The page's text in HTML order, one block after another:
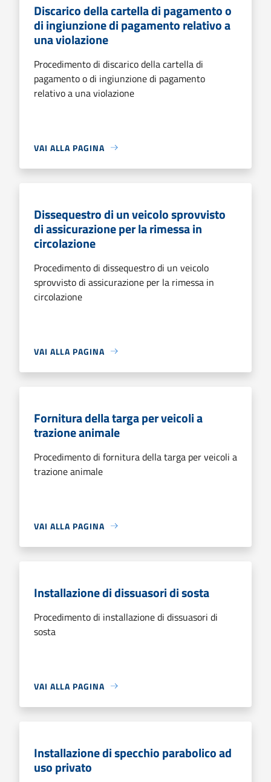
Discarico della cartella di pagamento o
di ingiunzione di pagamento relativo a
una violazione
Procedimento di discarico della cartella di
pagamento o di ingiunzione di pagamento
relativo a una violazione
VAI ALLA PAGINA
Dissequestro di un veicolo sprovvisto
di assicurazione per la rimessa in
circolazione
Procedimento di dissequestro di un veicolo
sprovvisto di assicurazione per la rimessa in
circolazione
VAI ALLA PAGINA
Fornitura della targa per veicoli a
trazione animale
Procedimento di fornitura della targa per veicoli a
trazione animale
VAI ALLA PAGINA
Installazione di dissuasori di sosta
Procedimento di installazione di dissuasori di
sosta
VAI ALLA PAGINA
Installazione di specchio parabolico ad
uso privato